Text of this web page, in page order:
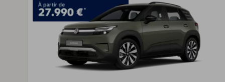
ID.5 GTX
ID.7 Tourer
ID.7
ID. Buzz
ID. Buzz Cargo
Autonomie
Recharge